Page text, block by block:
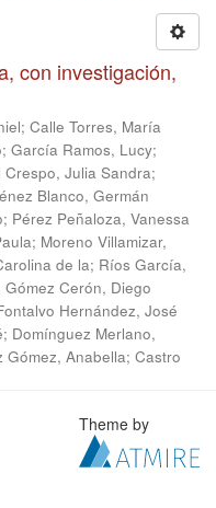
con investigación,
; Calle Torres, María
; García Ramos, Lucy;
Crespo, Julia Sandra;
Blanco, Germán
; Pérez Peñaloza, Vanessa
; Moreno Villamizar,
de la; Ríos García,
Gómez Cerón, Diego
Hernández, José
; Domínguez Merlano,
Gómez, Anabella; Castro
Theme by